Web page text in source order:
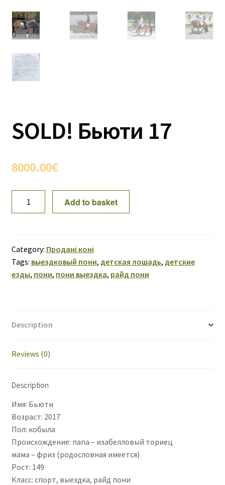
SOLD! Бьюти 17
8000.00€
Бьюти
Add to basket
Category: Продані коні
Tags: выездковый пони, детская лошадь, детские
езды, пони, пони выездка, райд пони
Description
Reviews (0)
Description
Имя: Бьюти
Возраст: 2017
Пол: кобыла
Происхождение: папа – изабелловый ториец
мама – фриз (родословная имеется)
Рост: 149
Класс: спорт, выездка, райд пони